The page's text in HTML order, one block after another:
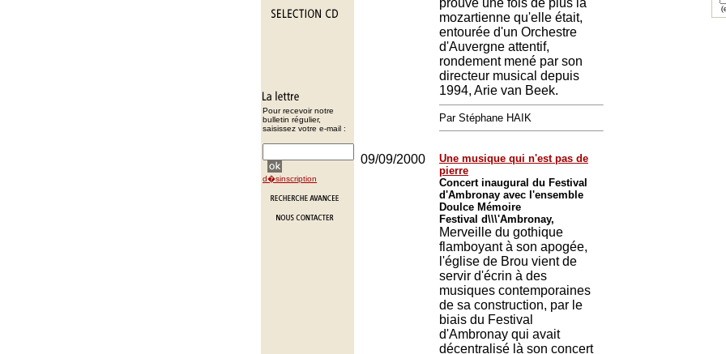
Pour recevoir notre
bulletin régulier,
saisissez votre e-mail :
d�sinscription
prouvé une fois de plus la
mozartienne qu'elle était,
entourée d'un Orchestre
d'Auvergne attentif,
rondement mené par son
directeur musical depuis
1994, Arie van Beek.
Par Stéphane HAIK
09/09/2000
Une musique qui n'est pas de
pierre
Concert inaugural du Festival
d'Ambronay avec l'ensemble
Doulce Mémoire
Festival d\\\'Ambronay,
Merveille du gothique
flamboyant à son apogée,
l'église de Brou vient de
servir d'écrin à des
musiques contemporaines
de sa construction, par le
biais du Festival
d'Ambronay qui avait
décentralisé là son concert